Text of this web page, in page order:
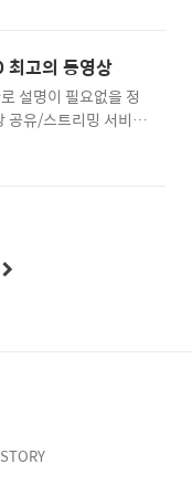
은 시간에 효과적으
수 있는 장점이 유효
마케팅 지출면에서
우위를 보입니다. ☞
g3I4eu
고의 동영상
설명이 필요없을 정
공유/스트리밍 서비스
수 있고 전세계 네티
YouTube REWIND
페이지에 공개했